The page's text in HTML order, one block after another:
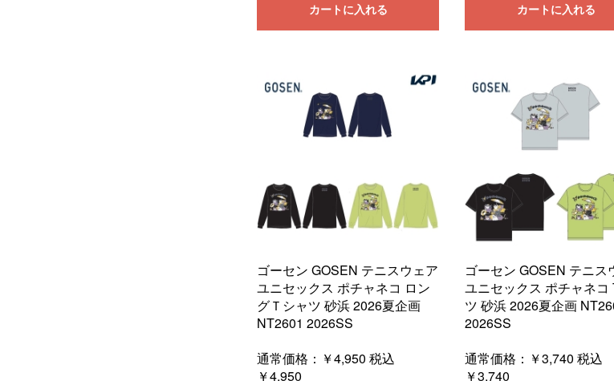
カートに入れる カートに入れる
ゴーセン GOSEN テニスウェア
ユニセックス ポチャネコ ロン
グＴシャツ 砂浜 2026夏企画
NT2601 2026SS
通常価格： ￥4,950 税込
￥4,950
ゴーセン GOSEN テニス
ユニセックス ポチャネコ
ツ 砂浜 2026夏企画
2026SS
通常価格： ￥3,740 税込
￥3,740